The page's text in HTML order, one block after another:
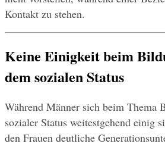
Kontakt zu stehen.
Keine Einigkeit beim
dem sozialen Status
Während Männer sich beim Thema
sozialer Status weitestgehend einig
den Frauen deutliche